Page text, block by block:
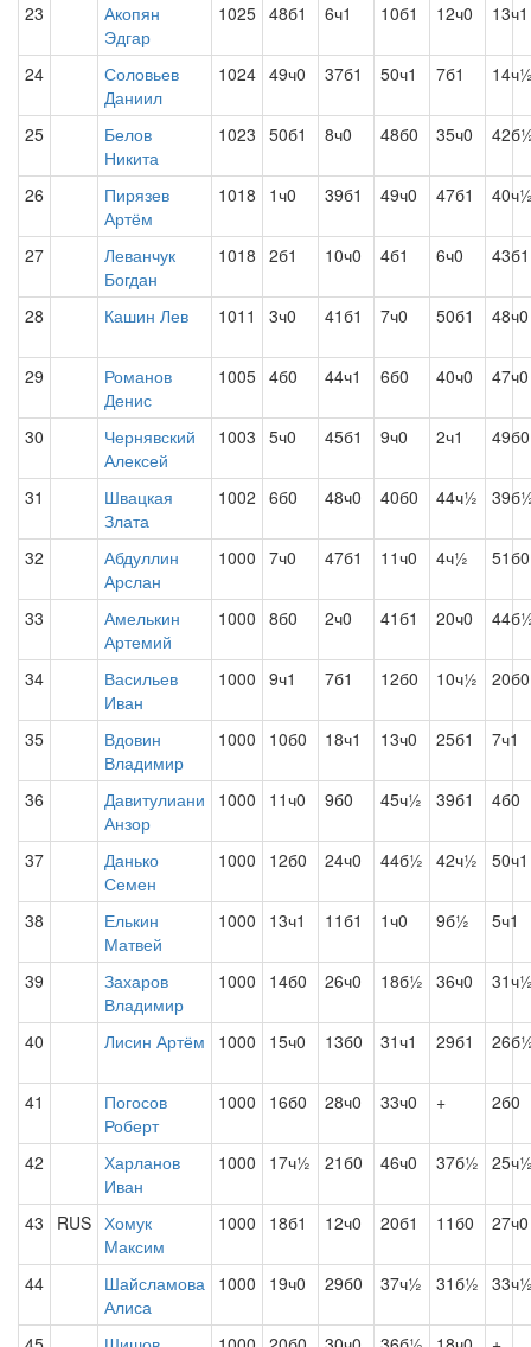
23
Акопян
Эдгар
1025 48б1 6ч1 10б1 12ч0 13ч1
24
Соловьев
Даниил
1024 49ч0 37б1 50ч1 7б1
25
Белов
Никита
1023 50б1 8ч0 48б0 35ч0
26
Пирязев
Артём
1018 1ч0 39б1 49ч0 47б1
27
Леванчук
Богдан
1018 2б1 10ч0 4б1 6ч0 43б1
28 Кашин Лев 1011 3ч0 41б1 7ч0 50б1 48ч0
29
Романов
Денис
1005 4б0 44ч1 6б0 40ч0 47ч0
30
Чернявский
Алексей
1003 5ч0 45б1 9ч0 2ч1 49б0
31
Швацкая
Злата
1002 6б0 48ч0 40б0 44ч½
32
Абдуллин
Арслан
1000 7ч0 47б1 11ч0 4ч½ 51б0
33
Амелькин
Артемий
1000 8б0 2ч0 41б1 20ч0
34
Васильев
Иван
1000 9ч1 7б1 12б0 10ч½ 20б0
35
Вдовин
Владимир
1000 10б0 18ч1 13ч0 25б1 7ч1
36
Давитулиани
Анзор
1000 11ч0 9б0 45ч½ 39б1 4б0
37
Данько
Семен
1000 12б0 24ч0 44б½ 42ч½ 50ч1
38
Елькин
Матвей
1000 13ч1 11б1 1ч0 9б½ 5ч1
39
Захаров
Владимир
1000 14б0 26ч0 18б½ 36ч0
40 Лисин Артём 1000 15ч0 13б0 31ч1 29б1
41
Погосов
Роберт
1000 16б0 28ч0 33ч0 + 2б0
42
Харланов
Иван
1000 17ч½ 21б0 46ч0 37б½
43 RUS Хомук
Максим
1000 18б1 12ч0 20б1 11б0 27ч0
44
Шайсламова
Алиса
1000 19ч0 29б0 37ч½ 31б½